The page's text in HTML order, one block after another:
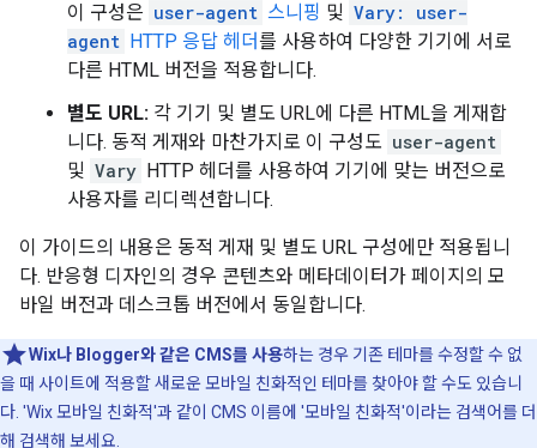
이 구성은 user-agent 스니핑 및 Vary: user-
agent HTTP 응답 헤더를 사용하여 다양한 기기에 서로
다른 HTML 버전을 적용합니다.
별도 URL: 각 기기 및 별도 URL에 다른 HTML을 게재합
니다. 동적 게재와 마찬가지로 이 구성도 user-agent
및 Vary HTTP 헤더를 사용하여 기기에 맞는 버전으로
사용자를 리디렉션합니다.
이 가이드의 내용은 동적 게재 및 별도 URL 구성에만 적용됩니
다. 반응형 디자인의 경우 콘텐츠와 메타데이터가 페이지의 모
바일 버전과 데스크톱 버전에서 동일합니다.
Wix나 Blogger와 같은 CMS를 사용하는 경우 기존 테마를 수정할 수 없
을 때 사이트에 적용할 새로운 모바일 친화적인 테마를 찾아야 할 수도 있습니
다. 'Wix 모바일 친화적'과 같이 CMS 이름에 '모바일 친화적'이라는 검색어를 더
해 검색해 보세요.